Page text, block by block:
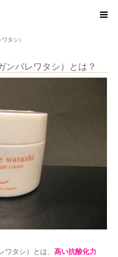
タシ）
ンバレワタシ）とは？
ワタシ）とは、 高い抗酸化力